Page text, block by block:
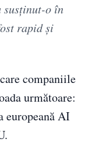
susținut-o în
rapid și
companiile
următoare:
europeană AI